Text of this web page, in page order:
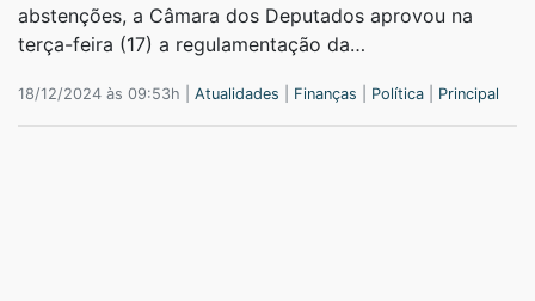
abstenções, a Câmara dos Deputados aprovou na
terça-feira (17) a regulamentação da…
18/12/2024 às 09:53h | Atualidades Finanças Política Principal